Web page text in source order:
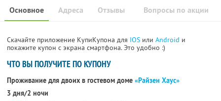
Основное Отзывы Вопросы по акции
Адреса
Скачайте приложение КупиКупона для IOS или Android и
покажите купон с экрана смартфона. Это удобно :)
ЧТО ВЫ ПОЛУЧИТЕ ПО КУПОНУ
Проживание для двоих в гостевом доме «Райзен Хаус»
3 дня/2 ночи